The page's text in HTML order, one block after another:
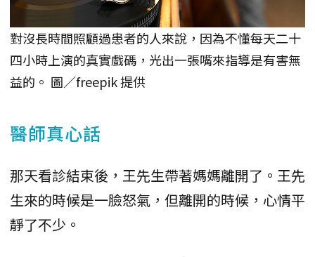
對沒長時間照顧過患者的人來說，因為不懂每天二十
四小時上演的真實戲碼，光出一張嘴來指導是有害無
益的。 圖／freepik 提供
醫師真心話
那天看診結束後，王先生帶著媽媽離開了。王先
生來的時候是一臉怒氣，但離開的時候，心情平
靜了不少。